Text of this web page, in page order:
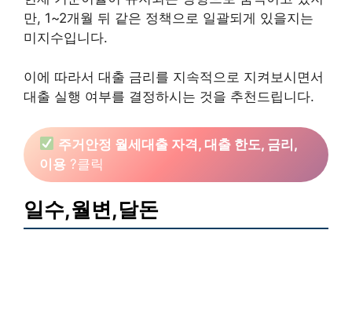
만, 1~2개월 뒤 같은 정책으로 일괄되게 있을지는
미지수입니다.
이에 따라서 대출 금리를 지속적으로 지켜보시면서
대출 실행 여부를 결정하시는 것을 추천드립니다.
주거안정 월세대출 자격, 대출 한도, 금리,
이용 ?클릭
일수,월변,달돈